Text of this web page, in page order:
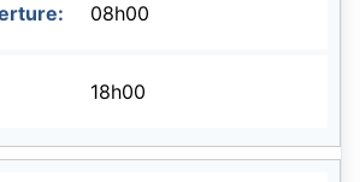
08h00
18h00